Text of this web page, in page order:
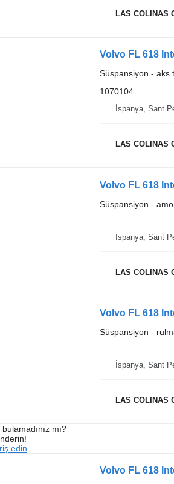
LAS COLINAS
Volvo FL 618
Süspansiyon - aks
1070104
İspanya, Sant
LAS COLINAS
Volvo FL 618
Süspansiyon -
İspanya, Sant
LAS COLINAS
Volvo FL 618
Süspansiyon -
İspanya, Sant
LAS COLINAS
mı?
edin
Volvo FL 618